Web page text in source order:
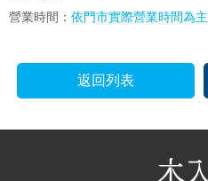
營業時間： 依門市實際營業時間為主
返回列表